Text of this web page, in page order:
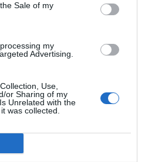
Sale of my
my
Advertising.
Use,
or Sharing of my
Unrelated with the
was collected.